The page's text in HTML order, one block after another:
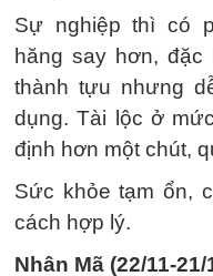
Sự nghiệp thì có
hăng say hơn,
thành tựu nhưng
dụng. Tài lộc ở
định hơn một chút,
Sức khỏe tạm ổn,
cách hợp lý.
Nhân Mã (22/11-21/